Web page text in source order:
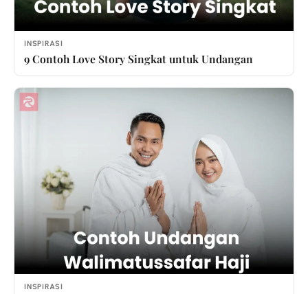
INSPIRASI
9 Contoh Love Story Singkat untuk Undangan
INSPIRASI